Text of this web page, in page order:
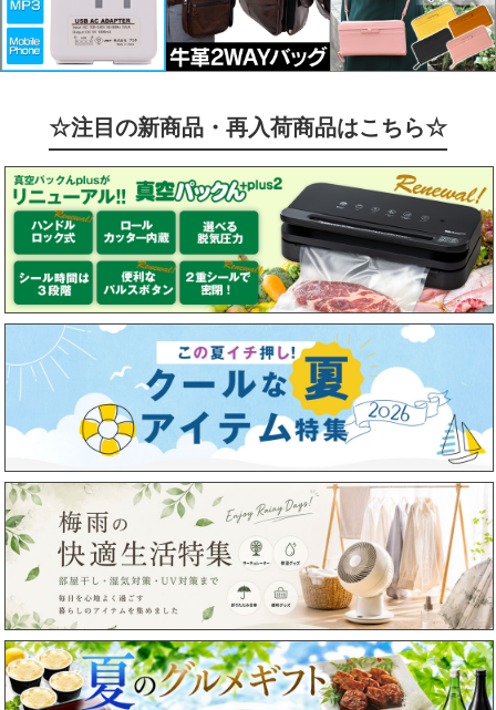
☆注目の新商品・再入荷商品はこちら☆